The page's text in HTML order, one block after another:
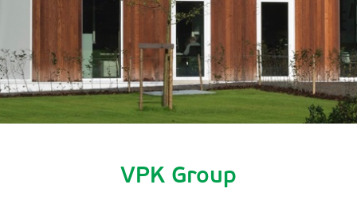
VPK Group